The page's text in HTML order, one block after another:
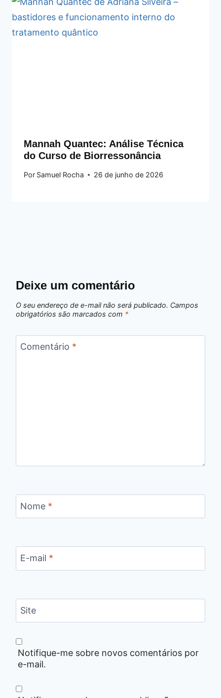
Mannah Quantec: Análise Técnica
do Curso de Biorressonância
Por Samuel Rocha 26 de junho de 2026
Deixe um comentário
O seu endereço de e-mail não será publicado. Campos
obrigatórios são marcados com *
Comentário *
Nome *
E-mail *
Site
Notifique-me sobre novos comentários por
e-mail.